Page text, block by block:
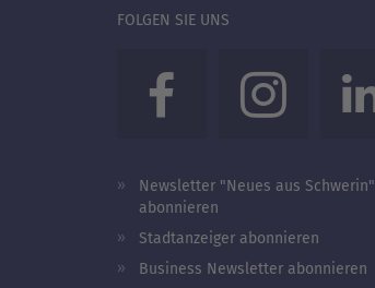
FOLGEN SIE UNS
Newsletter "Neues aus Schwerin"
abonnieren
Stadtanzeiger abonnieren
Business Newsletter abonnieren